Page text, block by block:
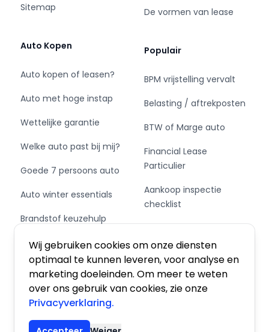
Wij gebruiken cookies om onze diensten
optimaal te kunnen leveren, voor analyse en
marketing doeleinden. Om meer te weten
over ons gebruik van cookies, zie onze
Privacyverklaring.
Sitemap
Auto Kopen
Auto kopen of leasen?
Auto met hoge instap
Wettelijke garantie
Welke auto past bij mij?
Goede 7 persoons auto
Auto winter essentials
Brandstof keuzehulp
Schakel of automaat?
De vormen van lease
Populair
BPM vrijstelling vervalt
Belasting / aftrekposten
BTW of Marge auto
Financial Lease
Particulier
Aankoop inspectie
checklist
Private Leasen,
Financieren of Kopen?